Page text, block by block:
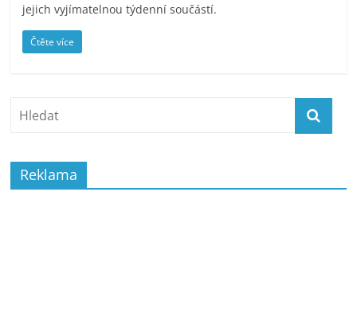
jejich vyjímatelnou týdenní součástí.
Čtěte více
Reklama